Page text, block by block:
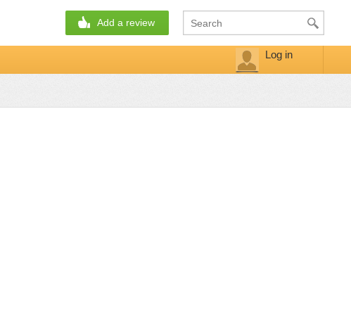
Add a review
Log in